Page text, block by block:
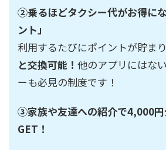
②乗るほどタクシー代がお得に
ント」
利用するたびにポイントが貯まり
と交換可能！ 他のアプリにはな
ーも必見の制度です！
③家族や友達への紹介で4,000円
GET！